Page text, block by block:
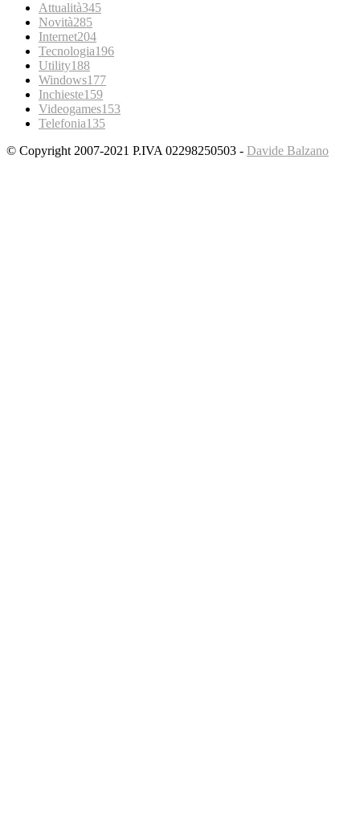
Attualità345
Novità285
Internet204
Tecnologia196
Utility188
Windows177
Inchieste159
Videogames153
Telefonia135
© Copyright 2007-2021 P.IVA 02298250503 - Davide Balzano